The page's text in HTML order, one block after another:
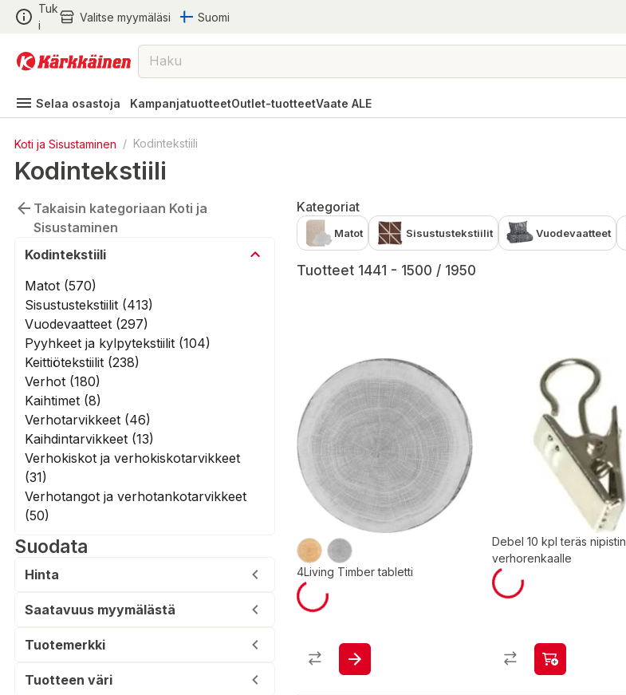
Tuk
i
Valitse myymäläsi Suomi
Selaa osastoja KampanjatuotteetOutlet-tuotteetVaate ALE
Koti ja Sisustaminen / Kodintekstiili
Kodintekstiili
Takaisin kategoriaan Koti ja
Sisustaminen
Kodintekstiili
Matot (570)
Sisustustekstiilit (413)
Vuodevaatteet (297)
Pyyhkeet ja kylpytekstiilit (104)
Keittiötekstiilit (238)
Verhot (180)
Kaihtimet (8)
Verhotarvikkeet (46)
Kaihdintarvikkeet (13)
Verhokiskot ja verhokiskotarvikkeet
(31)
Verhotangot ja verhotankotarvikkeet
(50)
Suodata
Hinta
Saatavuus myymälästä
Tuotemerkki
Tuotteen väri
Kategoriat
Matot Sisustustekstiilit Vuodevaatteet
Tuotteet 1441 - 1500 / 1950
4Living Timber tabletti
Debel 10 kpl teräs nipistin
verhorenkaalle